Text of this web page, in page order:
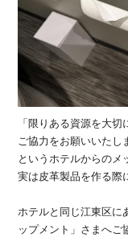
「限りある資源を大
ご協力をお願いいたし
というホテルからのメ
実は皮革製品を作る際
ホテルと同じ江東区に
ップメント」さまへご